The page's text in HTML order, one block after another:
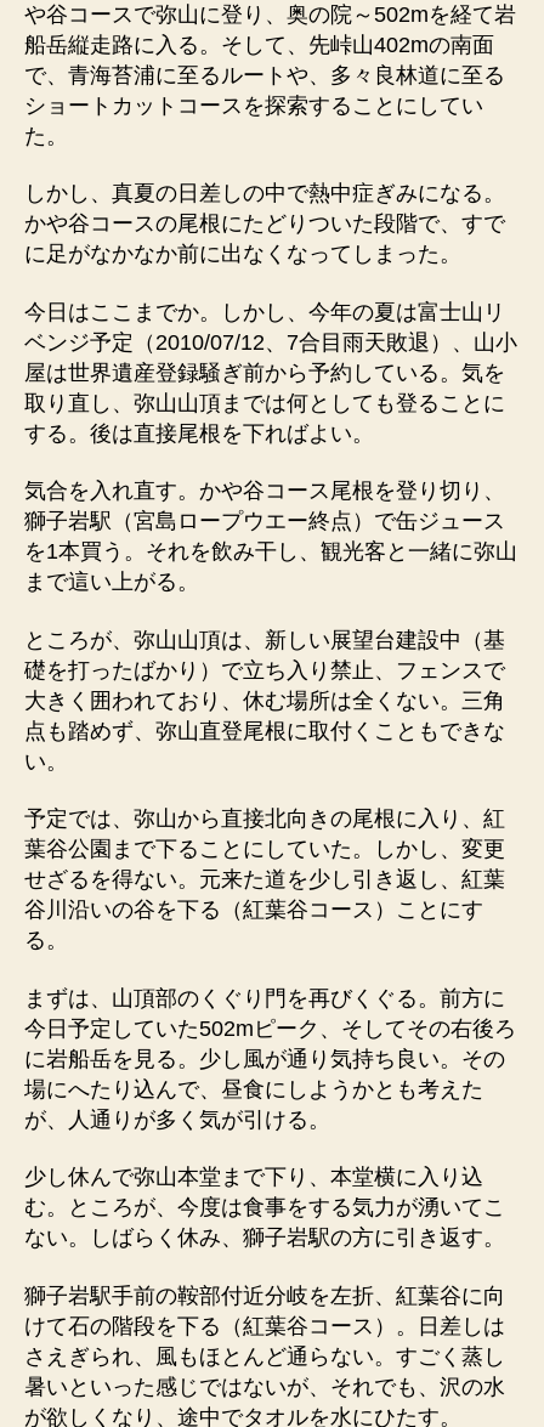
や谷コースで弥山に登り、奥の院～502mを経て岩
船岳縦走路に入る。そして、先峠山402mの南面
で、青海苔浦に至るルートや、多々良林道に至る
ショートカットコースを探索することにしてい
た。
しかし、真夏の日差しの中で熱中症ぎみになる。
かや谷コースの尾根にたどりついた段階で、すで
に足がなかなか前に出なくなってしまった。
今日はここまでか。しかし、今年の夏は富士山リ
ベンジ予定（2010/07/12、7合目雨天敗退）、山小
屋は世界遺産登録騒ぎ前から予約している。気を
取り直し、弥山山頂までは何としても登ることに
する。後は直接尾根を下ればよい。
気合を入れ直す。かや谷コース尾根を登り切り、
獅子岩駅（宮島ロープウエー終点）で缶ジュース
を1本買う。それを飲み干し、観光客と一緒に弥山
まで這い上がる。
ところが、弥山山頂は、新しい展望台建設中（基
礎を打ったばかり）で立ち入り禁止、フェンスで
大きく囲われており、休む場所は全くない。三角
点も踏めず、弥山直登尾根に取付くこともできな
い。
予定では、弥山から直接北向きの尾根に入り、紅
葉谷公園まで下ることにしていた。しかし、変更
せざるを得ない。元来た道を少し引き返し、紅葉
谷川沿いの谷を下る（紅葉谷コース）ことにす
る。
まずは、山頂部のくぐり門を再びくぐる。前方に
今日予定していた502mピーク、そしてその右後ろ
に岩船岳を見る。少し風が通り気持ち良い。その
場にへたり込んで、昼食にしようかとも考えた
が、人通りが多く気が引ける。
少し休んで弥山本堂まで下り、本堂横に入り込
む。ところが、今度は食事をする気力が湧いてこ
ない。しばらく休み、獅子岩駅の方に引き返す。
獅子岩駅手前の鞍部付近分岐を左折、紅葉谷に向
けて石の階段を下る（紅葉谷コース）。日差しは
さえぎられ、風もほとんど通らない。すごく蒸し
暑いといった感じではないが、それでも、沢の水
が欲しくなり、途中でタオルを水にひたす。